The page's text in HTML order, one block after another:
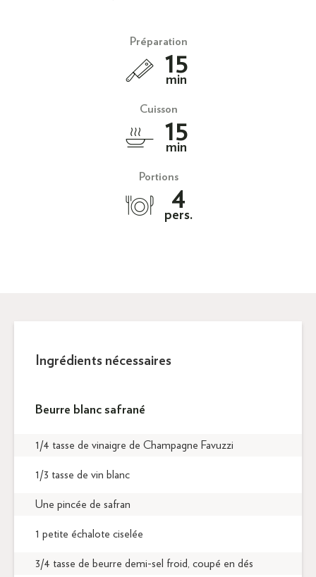
Préparation
15
min
Cuisson
15
min
Portions
4
pers.
Ingrédients nécessaires
Beurre blanc safrané
1/4 tasse de vinaigre de Champagne Favuzzi
1/3 tasse de vin blanc
Une pincée de safran
1 petite échalote ciselée
3/4 tasse de beurre demi-sel froid, coupé en dés